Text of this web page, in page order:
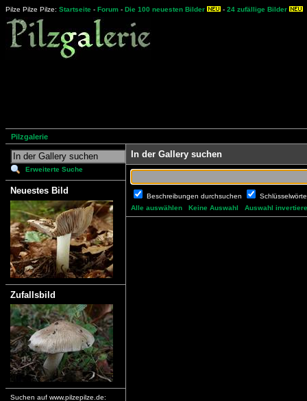
Pilze Pilze Pilze: Startseite - Forum - Die 100 neuesten Bilder - 24 zufällige Bilder
Pilzgalerie
Erweiterte Suche
Neuestes Bild
Zufallsbild
Suchen auf www.pilzepilze.de:
In der Gallery suchen
Beschreibungen durchsuchen
Alle auswählen
Keine Auswahl Auswahl